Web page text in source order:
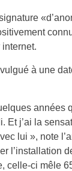
internet.
à une
années
Et j’ai la
lui », note
l’installation
celle-ci mêle